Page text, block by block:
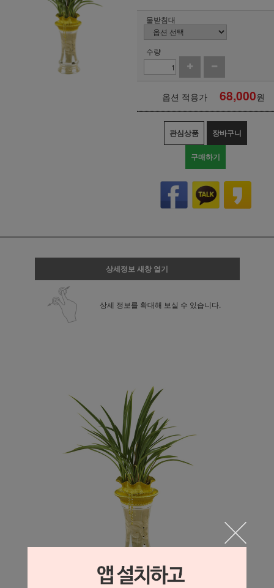
물받침대
수량
옵션 적용가 68,000원
관심상품 장바구니
구매하기
상세정보 새창 열기
상세 정보를 확대해 보실 수 있습니다.